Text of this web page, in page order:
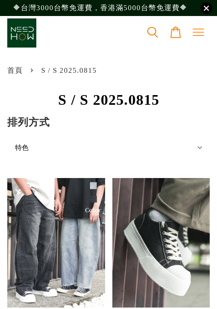
🔶台灣3000台幣免運費，香港滿5000台幣免運費🔶
首頁 › S / S 2025.0815
S / S 2025.0815
排列方式